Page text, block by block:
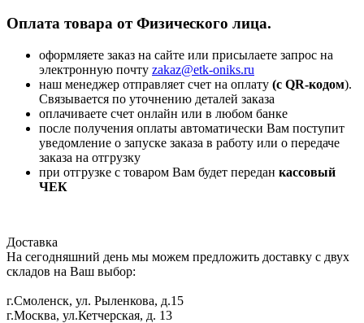
Оплата товара от Физического лица.
оформляете заказ на сайте или присылаете запрос на
электронную почту zakaz@etk-oniks.ru
наш менеджер отправляет счет на оплату (с QR-кодом).
Связывается по уточнению деталей заказа
оплачиваете счет онлайн или в любом банке
после получения оплаты автоматически Вам поступит
уведомление о запуске заказа в работу или о передаче
заказа на отгрузку
при отгрузке с товаром Вам будет передан кассовый
ЧЕК
Доставка
На сегодняшний день мы можем предложить доставку с двух
складов на Ваш выбор:
г.Смоленск, ул. Рыленкова, д.15
г.Москва, ул.Кетчерская, д. 13